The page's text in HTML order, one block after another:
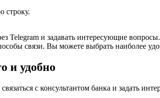
строку.
Telegram и задавать интересующие
связи. Вы можете выбрать наиболее
и удобно
с консультантом банка и задать